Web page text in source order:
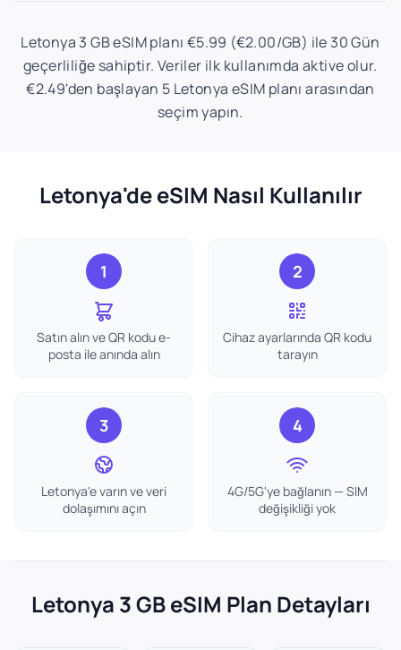
Letonya 3 GB eSIM planı €5.99 (€2.00/GB) ile 30 Gün
geçerliliğe sahiptir. Veriler ilk kullanımda aktive olur.
€2.49'den başlayan 5 Letonya eSIM planı arasından
seçim yapın.
Letonya'de eSIM Nasıl Kullanılır
1
Satın alın ve QR kodu e-
posta ile anında alın
2
Cihaz ayarlarında QR kodu
tarayın
3
Letonya'e varın ve veri
dolaşımını açın
4
4G/5G'ye bağlanın — SIM
değişikliği yok
Letonya 3 GB eSIM Plan Detayları